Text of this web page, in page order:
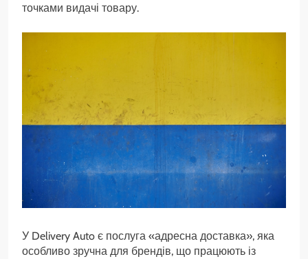
точками видачі товару.
У Delivery Auto є послуга «адресна доставка», яка
особливо зручна для брендів, що працюють із